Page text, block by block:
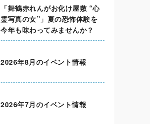
「舞鶴赤れんがお化け屋敷 “心
霊写真の女”」夏の恐怖体験を
今年も味わってみませんか？
2026年8月のイベント情報
2026年7月のイベント情報